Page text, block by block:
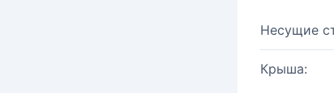
Несущие
Крыша: